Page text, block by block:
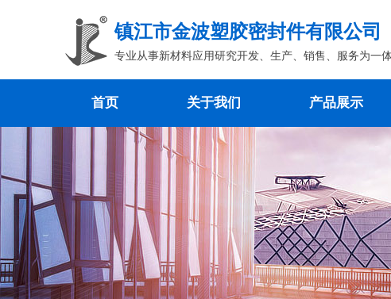
镇江市金波塑胶密封件有限公司
专业从事新材料应用研究开发、生产、销售、服务为一
首页 关于我们 产品展示